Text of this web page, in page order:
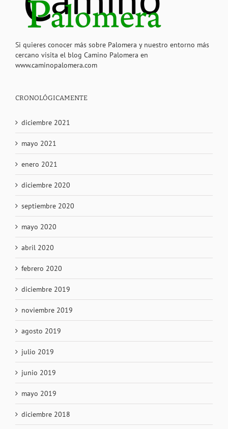
Si quieres conocer más sobre Palomera y nuestro entorno más
cercano visita el blog Camino Palomera en
www.caminopalomera.com
CRONOLÓGICAMENTE
diciembre 2021
mayo 2021
enero 2021
diciembre 2020
septiembre 2020
mayo 2020
abril 2020
febrero 2020
diciembre 2019
noviembre 2019
agosto 2019
julio 2019
junio 2019
mayo 2019
diciembre 2018